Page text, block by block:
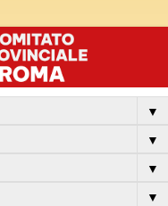
▼
▼
▼
▼